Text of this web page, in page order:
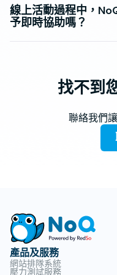
線上活動過程中，
予即時協助嗎？
找不到
聯絡我們
產品及服務
網站排隊系統
壓力測試服務